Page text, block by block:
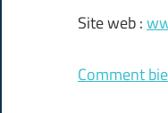
Site web :
Comment